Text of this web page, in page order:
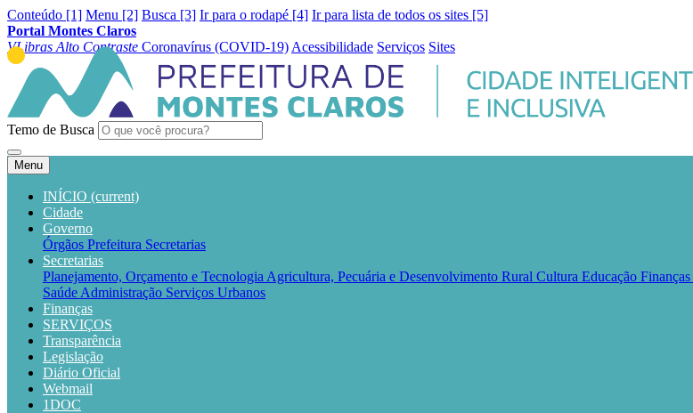
Conteúdo [1] Menu [2] Busca [3] Ir para o rodapé [4] Ir para lista de todos os sites [5]
Portal Montes Claros
VLibras Alto Contraste Coronavírus (COVID-19) Acessibilidade Serviços Sites
Temo de Busca
Menu
INÍCIO (current)
Cidade
Governo
Órgãos Prefeitura Secretarias
Secretarias
Planejamento, Orçamento e Tecnologia Agricultura, Pecuária e Desenvolvimento Rural Cultura Educação Finanças
Saúde Administração Serviços Urbanos
Finanças
SERVIÇOS
Transparência
Legislação
Diário Oficial
Webmail
1DOC